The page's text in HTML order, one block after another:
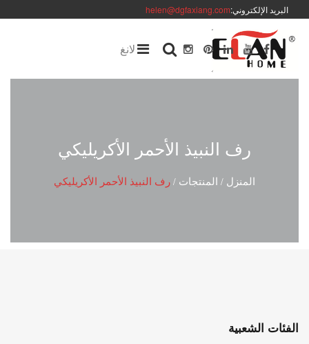
البريد الإلكتروني:helen@dgfaxiang.com
لانغ
رف النبيذ الأحمر الأكريليكي
المنزل / المنتجات / رف النبيذ الأحمر الأكريليكي
الفئات الشعبية